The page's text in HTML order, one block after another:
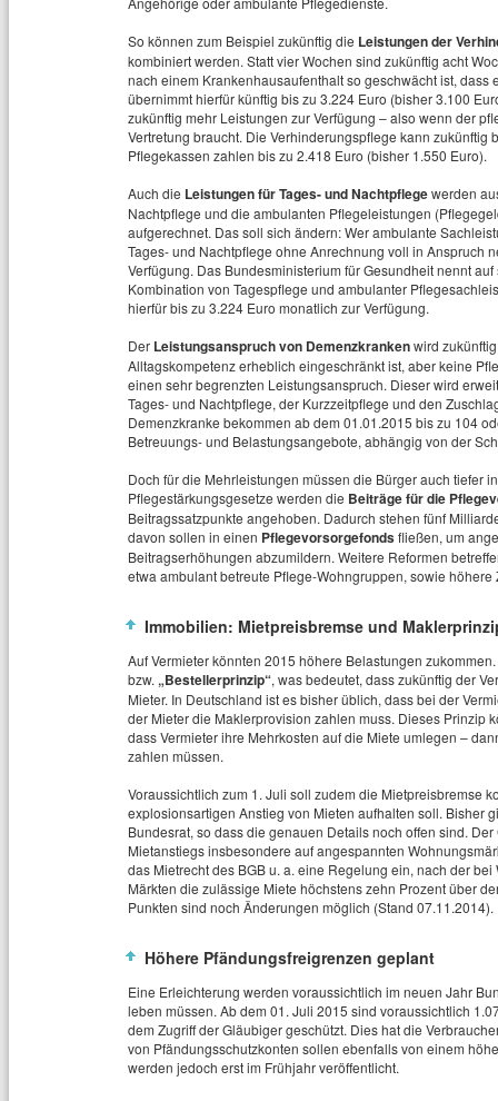
So können zum Beispiel zukünftig die Leistungen der
kombiniert werden. Statt vier Wochen sind zukünftig acht
nach einem Krankenhausaufenthalt so geschwächt ist,
übernimmt hierfür künftig bis zu 3.224 Euro (bisher 3.100
zukünftig mehr Leistungen zur Verfügung – also wenn der
Vertretung braucht. Die Verhinderungspflege kann
Pflegekassen zahlen bis zu 2.418 Euro (bisher 1.550 Euro).
Auch die Leistungen für Tages- und Nachtpflegewerden
Nachtpflege und die ambulanten Pflegeleistungen
aufgerechnet. Das soll sich ändern: Wer ambulante
Tages- und Nachtpflege ohne Anrechnung voll in Anspruch
Verfügung. Das Bundesministerium für Gesundheit nennt
Kombination von Tagespflege und ambulanter
hierfür bis zu 3.224 Euro monatlich zur Verfügung.
Der Leistungsanspruch von Demenzkrankenwird
Alltagskompetenz erheblich eingeschränkt ist, aber keine
einen sehr begrenzten Leistungsanspruch. Dieser wird
Tages- und Nachtpflege, der Kurzzeitpflege und den
Demenzkranke bekommen ab dem 01.01.2015 bis zu 104
Betreuungs- und Belastungsangebote, abhängig von der
Doch für die Mehrleistungen müssen die Bürger auch tiefer
Pflegestärkungsgesetze werden die Beiträge für die
Beitragssatzpunkte angehoben. Dadurch stehen fünf
davon sollen in einen Pflegevorsorgefondsfließen, um
Beitragserhöhungen abzumildern. Weitere Reformen
etwa ambulant betreute Pflege-Wohngruppen, sowie
Immobilien: Mietpreisbremse und
Auf Vermieter könnten 2015 höhere Belastungen
bzw. „Bestellerprinzip“, was bedeutet, dass zukünftig der
Mieter. In Deutschland ist es bisher üblich, dass bei der
der Mieter die Maklerprovision zahlen muss. Dieses Prinzip
dass Vermieter ihre Mehrkosten auf die Miete umlegen –
zahlen müssen.
Voraussichtlich zum 1. Juli soll zudem die Mietpreisbremse
explosionsartigen Anstieg von Mieten aufhalten soll. Bisher
Bundesrat, so dass die genauen Details noch offen sind.
Mietanstiegs insbesondere auf angespannten
das Mietrecht des BGB u. a. eine Regelung ein, nach der
Märkten die zulässige Miete höchstens zehn Prozent über
Punkten sind noch Änderungen möglich (Stand 07.11.2014).
Höhere Pfändungsfreigrenzen geplant
Eine Erleichterung werden voraussichtlich im neuen Jahr
leben müssen. Ab dem 01. Juli 2015 sind voraussichtlich
dem Zugriff der Gläubiger geschützt. Dies hat die
von Pfändungsschutzkonten sollen ebenfalls von einem
werden jedoch erst im Frühjahr veröffentlicht.